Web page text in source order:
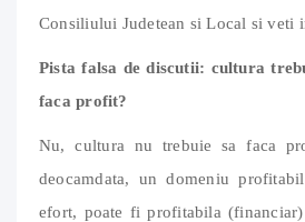
Consiliului Judetean si Local si veti
Pista falsa de discutii: cultura
faca profit?
Nu, cultura nu trebuie sa faca
deocamdata, un domeniu
efort, poate fi profitabila (financiar)